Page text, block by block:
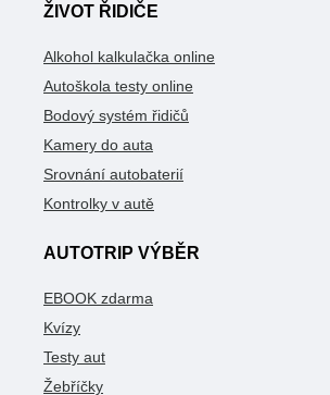
ŽIVOT ŘIDIČE
Alkohol kalkulačka online
Autoškola testy online
Bodový systém řidičů
Kamery do auta
Srovnání autobaterií
Kontrolky v autě
AUTOTRIP VÝBĚR
EBOOK zdarma
Kvízy
Testy aut
Žebříčky